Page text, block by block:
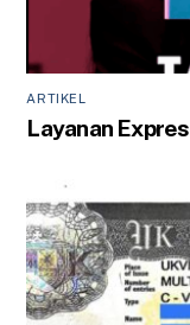
ARTIKEL
Layanan